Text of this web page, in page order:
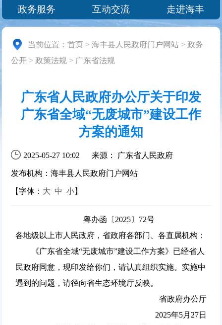
政务服务
互动交流 走进海丰
当前位置：首页 >海丰县人民政府门户网站 >政务
公开 >政策法规 > 广东省法规
广东省人民政府办公厅关于印发
广东省全域“无废城市”建设工作
方案的通知
2025-05-27 10:02 来源： 广东省人民政府
发布机构：海丰县人民政府门户网站
【字体： 大 中 小】
粤办函〔2025〕72号
各地级以上市人民政府，省政府各部门、各直属机构：
《广东省全域“无废城市”建设工作方案》已经省人
民政府同意，现印发给你们，请认真组织实施。实施中
遇到的问题，请径向省生态环境厅反映。
省政府办公厅
2025年5月27日